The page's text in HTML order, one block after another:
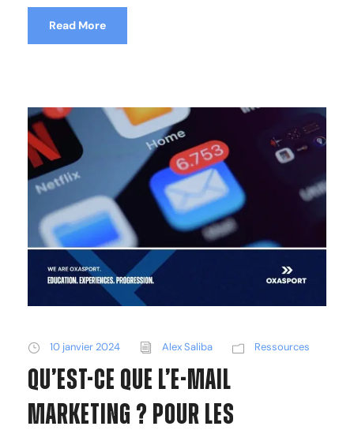
Read More
10 janvier 2024 Alex Saliba Ressources
Qu’est-ce que l’E-mail
Marketing ? Pour les